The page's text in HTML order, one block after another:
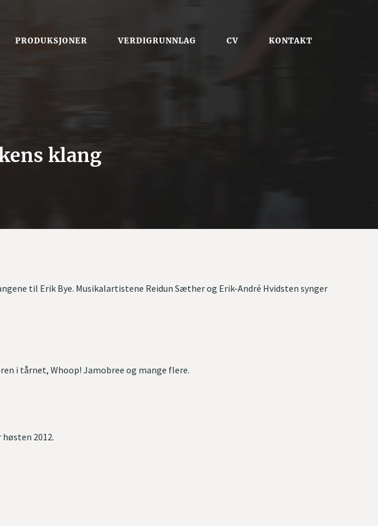
PRODUKSJONER VERDIGRUNNLAG CV KONTAKT
klang
til Erik Bye. Musikalartistene Reidun Sæther og Erik-André Hvidsten synger
i tårnet, Whoop! Jamobree og mange flere.
2012.